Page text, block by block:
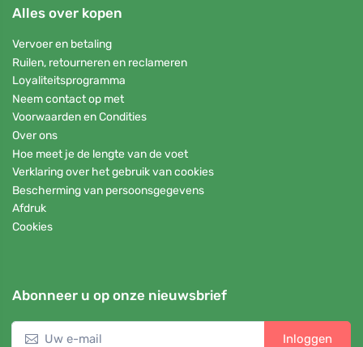
Alles over kopen
Vervoer en betaling
Ruilen, retourneren en reclameren
Loyaliteitsprogramma
Neem contact op met
Voorwaarden en Condities
Over ons
Hoe meet je de lengte van de voet
Verklaring over het gebruik van cookies
Bescherming van persoonsgegevens
Afdruk
Cookies
Abonneer u op onze nieuwsbrief
Inloggen